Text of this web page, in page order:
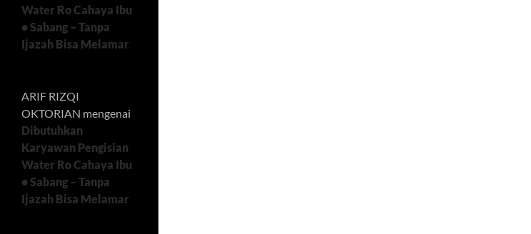
Water Ro Cahaya Ibu
• Sabang – Tanpa
Ijazah Bisa Melamar
ARIF RIZQI
OKTORIAN mengenai
Dibutuhkan
Karyawan Pengisian
Water Ro Cahaya Ibu
• Sabang – Tanpa
Ijazah Bisa Melamar